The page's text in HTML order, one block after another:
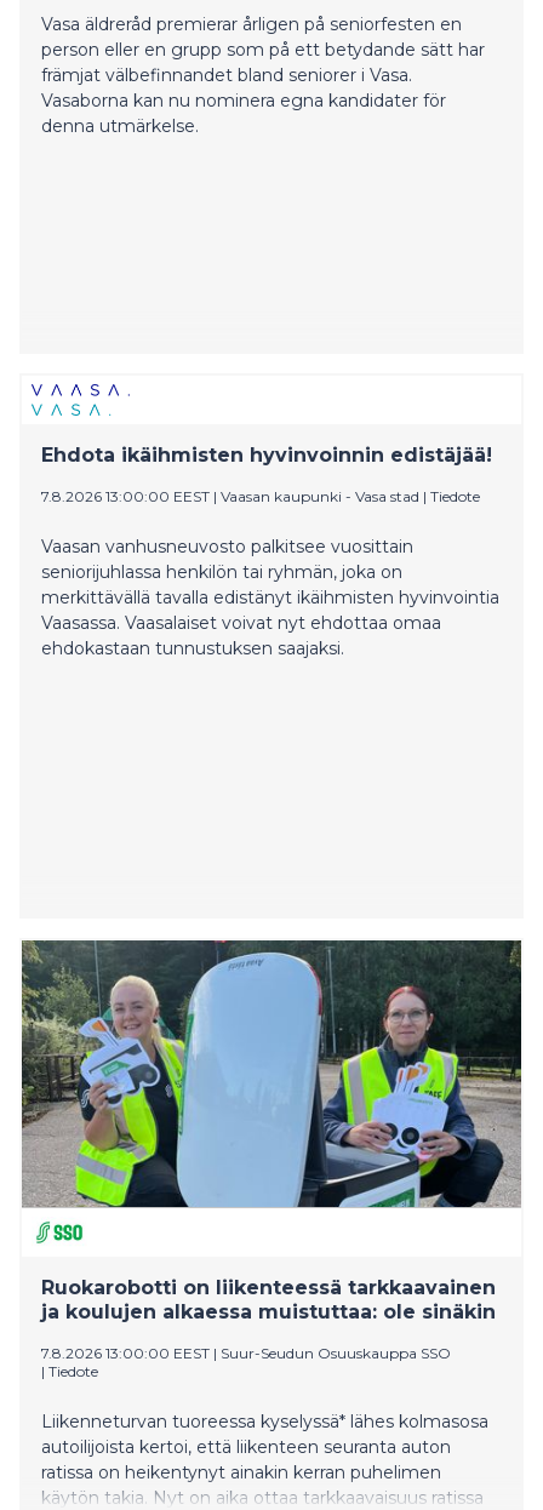
Vasa äldreråd premierar årligen på seniorfesten en
person eller en grupp som på ett betydande sätt har
främjat välbefinnandet bland seniorer i Vasa.
Vasaborna kan nu nominera egna kandidater för
denna utmärkelse.
Ehdota ikäihmisten hyvinvoinnin edistäjää!
7.8.2026 13:00:00 EEST | Vaasan kaupunki - Vasa stad | Tiedote
Vaasan vanhusneuvosto palkitsee vuosittain
seniorijuhlassa henkilön tai ryhmän, joka on
merkittävällä tavalla edistänyt ikäihmisten hyvinvointia
Vaasassa. Vaasalaiset voivat nyt ehdottaa omaa
ehdokastaan tunnustuksen saajaksi.
Ruokarobotti on liikenteessä tarkkaavainen
ja koulujen alkaessa muistuttaa: ole sinäkin
7.8.2026 13:00:00 EEST | Suur-Seudun Osuuskauppa SSO
| Tiedote
Liikenneturvan tuoreessa kyselyssä* lähes kolmasosa
autoilijoista kertoi, että liikenteen seuranta auton
ratissa on heikentynyt ainakin kerran puhelimen
käytön takia. Nyt on aika ottaa tarkkaavaisuus ratissa